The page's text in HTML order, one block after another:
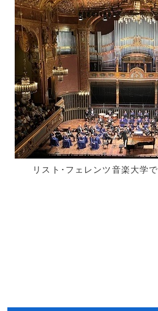
リスト･フェレンツ音楽大学